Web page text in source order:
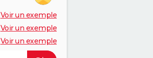
Voir un exemple
Voir un exemple
Voir un exemple